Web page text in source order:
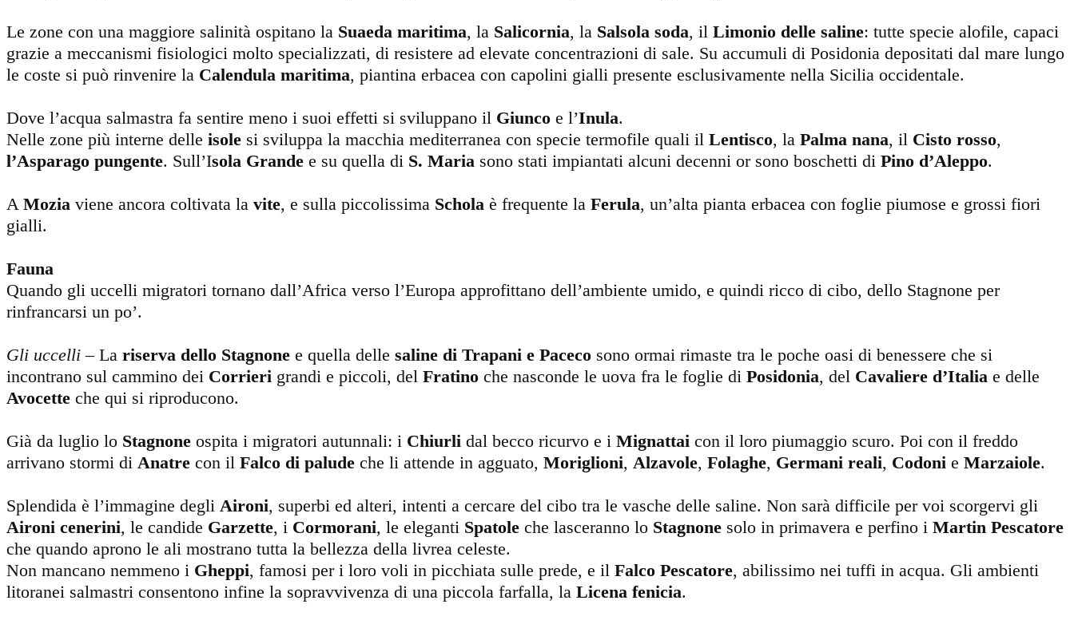
Le zone con una maggiore salinità ospitano la Suaeda maritima, la Salicornia, la Salsola soda, il Limonio delle saline: tutte specie alofile, capaci
grazie a meccanismi fisiologici molto specializzati, di resistere ad elevate concentrazioni di sale. Su accumuli di Posidonia depositati dal mare lungo
le coste si può rinvenire la Calendula maritima, piantina erbacea con capolini gialli presente esclusivamente nella Sicilia occidentale.
Dove l’acqua salmastra fa sentire meno i suoi effetti si sviluppano il Giunco e l’Inula.
Nelle zone più interne delle isole si sviluppa la macchia mediterranea con specie termofile quali il Lentisco, la Palma nana, il Cisto rosso,
l’Asparago pungente. Sull’Isola Grande e su quella di S. Maria sono stati impiantati alcuni decenni or sono boschetti di Pino d’Aleppo.
A Mozia viene ancora coltivata la vite, e sulla piccolissima Schola è frequente la Ferula, un’alta pianta erbacea con foglie piumose e grossi fiori
gialli.
Fauna
Quando gli uccelli migratori tornano dall’Africa verso l’Europa approfittano dell’ambiente umido, e quindi ricco di cibo, dello Stagnone per
rinfrancarsi un po’.
Gli uccelli –La riserva dello Stagnone e quella delle saline di Trapani e Paceco sono ormai rimaste tra le poche oasi di benessere che si
incontrano sul cammino dei Corrieri grandi e piccoli, del Fratino che nasconde le uova fra le foglie di Posidonia, del Cavaliere d’Italia e delle
Avocette che qui si riproducono.
Già da luglio lo Stagnone ospita i migratori autunnali: i Chiurli dal becco ricurvo e i Mignattai con il loro piumaggio scuro. Poi con il freddo
arrivano stormi di Anatre con il Falco di palude che li attende in agguato, Moriglioni, Alzavole, Folaghe, Germani reali, Codoni e Marzaiole.
Splendida è l’immagine degli Aironi, superbi ed alteri, intenti a cercare del cibo tra le vasche delle saline. Non sarà difficile per voi scorgervi gli
Aironi cenerini, le candide Garzette, i Cormorani, le eleganti Spatole che lasceranno lo Stagnone solo in primavera e perfino i Martin Pescatore
che quando aprono le ali mostrano tutta la bellezza della livrea celeste.
Non mancano nemmeno i Gheppi, famosi per i loro voli in picchiata sulle prede, e il Falco Pescatore, abilissimo nei tuffi in acqua. Gli ambienti
litoranei salmastri consentono infine la sopravvivenza di una piccola farfalla, la Licena fenicia.